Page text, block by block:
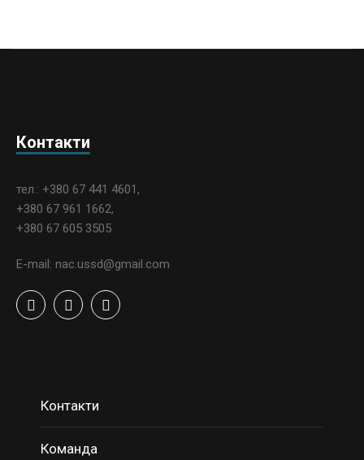
Контакти
тел.: +380 67 441 4601,
+380 67 961 1662,
+380 67 605 3505
E-mail: nac.ussd@gmail.com
Контакти
Команда